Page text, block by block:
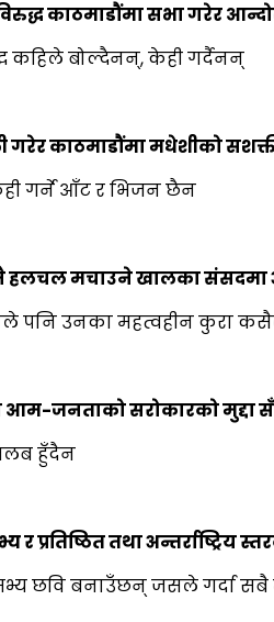
काठमाडौंमा सभा गरेर
कहिले बोल्दैनन्, केही गर्दैनन्
गरेर काठमाडौंमा मधेशीको
गर्ने आँट र भिजन छैन
हलचल मचाउने खालका संसदमा
पनि उनका महत्वहीन कुरा
आम-जनताको सरोकारको मुद्दा
हुँदैन
र प्रतिष्ठित तथा
छवि बनाउँछन् जसले गर्दा सबै